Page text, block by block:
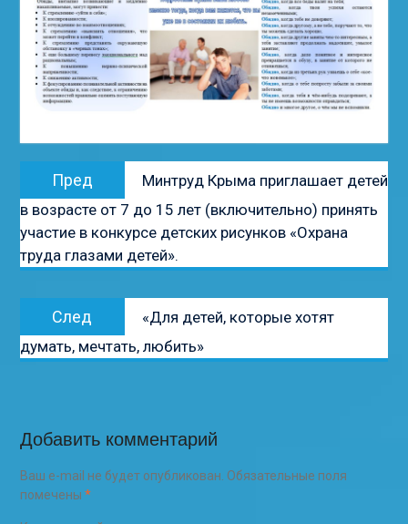
Навигация
записям
Пред
Предыдущая
запись:
Минтруд Крыма приглашает детей
в возрасте от 7 до 15 лет (включительно) принять
участие в конкурсе детских рисунков «Охрана
труда глазами детей».
След
Следующая
запись:
«Для детей, которые хотят
думать, мечтать, любить»
Добавить комментарий
Ваш e-mail не будет опубликован. Обязательные поля
помечены *